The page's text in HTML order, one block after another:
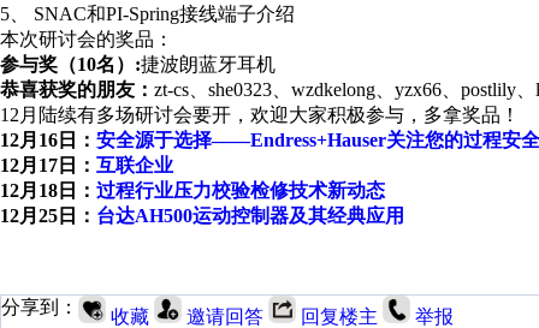
5、 SNAC和PI-Spring接线端子介绍
本次研讨会的奖品：
参与奖（10名）:捷波朗蓝牙耳机
恭喜获奖的朋友： zt-cs、she0323、wzdkelong、yzx66、postlily
12月陆续有多场研讨会要开，欢迎大家积极参与，多拿奖品！
12月16日： 安全源于选择——Endress+Hauser关注您的过程安全
12月17日： 互联企业
12月18日： 过程行业压力校验检修技术新动态
12月25日： 台达AH500运动控制器及其经典应用
分享到： 收藏 邀请回答 回复楼主 举报